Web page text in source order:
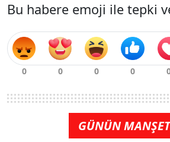
Bu habere emoji ile tepki
GÜNÜN